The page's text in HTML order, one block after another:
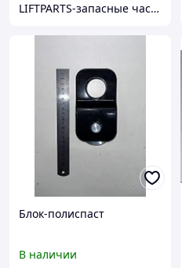
LIFTPARTS-запасные части на вилочные погрузчики
Блок-полиспаст
В наличии